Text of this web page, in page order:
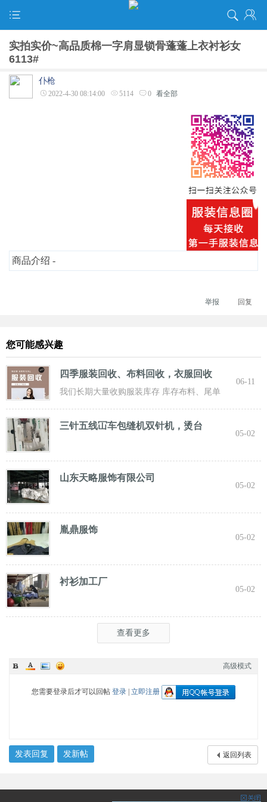
实拍实价~高品质棉一字肩显锁骨蓬蓬上衣衬衫女
6113#
仆枪
2022-4-30 08:14:00 5114 0 看全部
商品介绍 -
回复
举报
您可能感兴趣
四季服装回收、布料回收，衣服回收
我们长期大量收购服装库存 库存布料、尾单
服装，专业诚信共赢， 实力雄厚 ！ 长期面向
06-11
三针五线冚车包缝机双针机，烫台
05-02
山东天略服饰有限公司
05-02
胤鼎服饰
05-02
衬衫加工厂
05-02
查看更多
高级模式
您需要登录后才可以回帖 登录 立即注册
发表回复 发新帖 返回列表